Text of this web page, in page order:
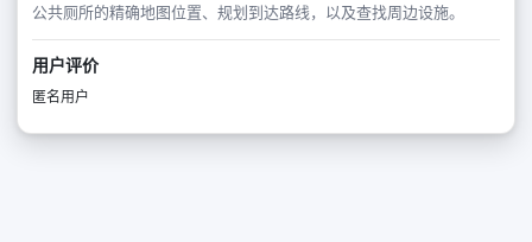
公共厕所的精确地图位置、规划到达路线，以及查找周边设施。
用户评价
匿名用户